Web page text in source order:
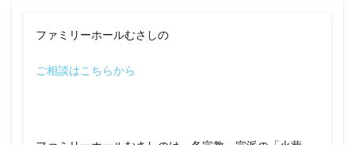
ファミリーホールむさしの
ご相談はこちらから